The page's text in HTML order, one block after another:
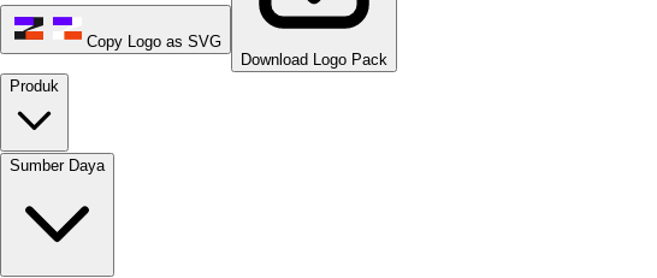
Copy Logo as SVG
Download Logo Pack
Produk
Sumber Daya